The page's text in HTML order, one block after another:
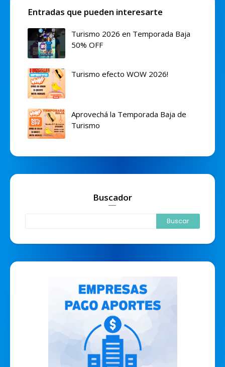
Entradas que pueden interesarte
Turismo 2026 en Temporada Baja
50% OFF
Turismo efecto WOW 2026!
Aprovechá la Temporada Baja de
Turismo
Buscador